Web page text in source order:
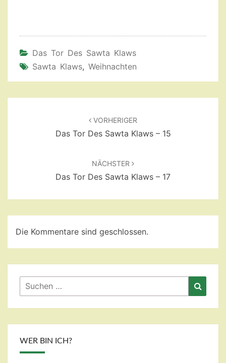
Das Tor Des Sawta Klaws
Sawta Klaws, Weihnachten
VORHERIGER
Das Tor Des Sawta Klaws – 15
NÄCHSTER
Das Tor Des Sawta Klaws – 17
Die Kommentare sind geschlossen.
Suchen
nach:
WER BIN ICH?